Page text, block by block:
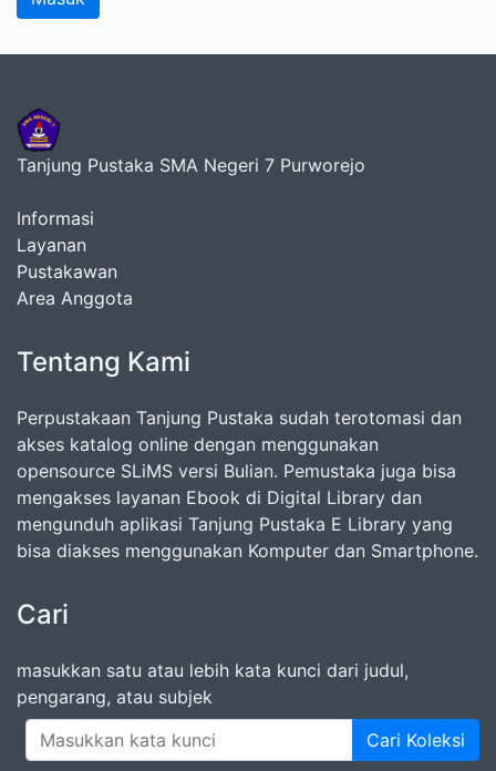
Tanjung Pustaka SMA Negeri 7 Purworejo
Informasi
Layanan
Pustakawan
Area Anggota
Tentang Kami
Perpustakaan Tanjung Pustaka sudah terotomasi dan
akses katalog online dengan menggunakan
opensource SLiMS versi Bulian. Pemustaka juga bisa
mengakses layanan Ebook di Digital Library dan
mengunduh aplikasi Tanjung Pustaka E Library yang
bisa diakses menggunakan Komputer dan Smartphone.
Cari
masukkan satu atau lebih kata kunci dari judul,
pengarang, atau subjek
Cari Koleksi